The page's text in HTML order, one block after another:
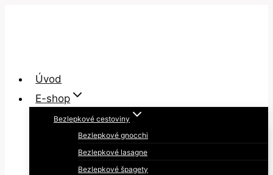
Úvod
E-shop
Bezlepkové cestoviny
Bezlepkové gnocchi
Bezlepkové lasagne
Bezlepkové špagety